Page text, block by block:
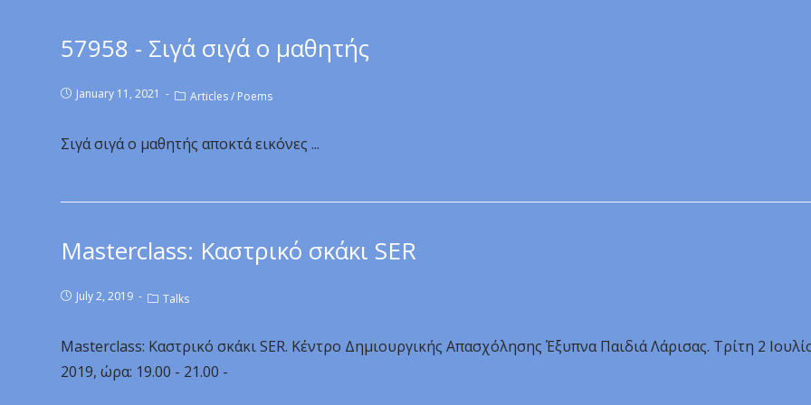
57958 - Σιγά σιγά ο μαθητής
January 11, 2021 Articles/ Poems
Σιγά σιγά ο μαθητής αποκτά εικόνες ...
Masterclass: Καστρικό σκάκι SER
July 2, 2019 Talks
Masterclass: Καστρικό σκάκι SER. Κέντρο Δημιουργικής Απασχόλησης Έξυπνα Παιδιά Λάρισας. Τρίτη 2
2019, ώρα: 19.00 - 21.00 -